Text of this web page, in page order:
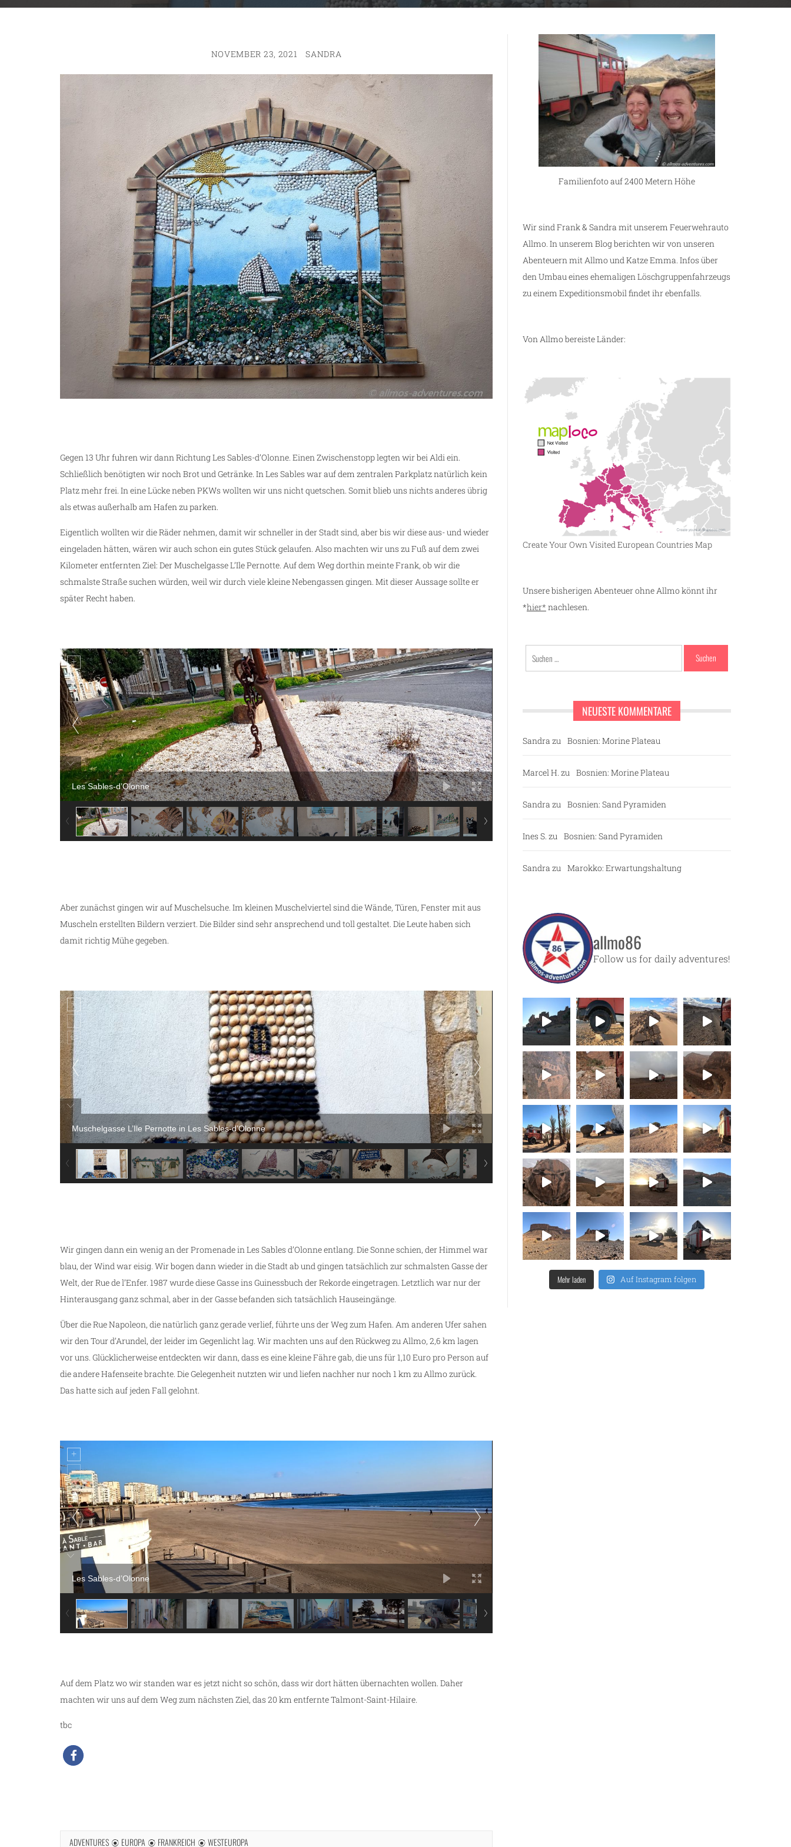
NOVEMBER 23, 2021 SANDRA
Gegen 13 Uhr fuhren wir dann Richtung Les Sables-d’Olonne. Einen Zwischenstopp legten wir bei Aldi ein.
Schließlich benötigten wir noch Brot und Getränke. In Les Sables war auf dem zentralen Parkplatz natürlich kein
Platz mehr frei. In eine Lücke neben PKWs wollten wir uns nicht quetschen. Somit blieb uns nichts anderes übrig
als etwas außerhalb am Hafen zu parken.
Eigentlich wollten wir die Räder nehmen, damit wir schneller in der Stadt sind, aber bis wir diese aus- und wieder
eingeladen hätten, wären wir auch schon ein gutes Stück gelaufen. Also machten wir uns zu Fuß auf dem zwei
Kilometer entfernten Ziel: Der Muschelgasse L’Ile Pernotte. Auf dem Weg dorthin meinte Frank, ob wir die
schmalste Straße suchen würden, weil wir durch viele kleine Nebengassen gingen. Mit dieser Aussage sollte er
später Recht haben.
Les Sables-d’Olonne
Aber zunächst gingen wir auf Muschelsuche. Im kleinen Muschelviertel sind die Wände, Türen, Fenster mit aus
Muscheln erstellten Bildern verziert. Die Bilder sind sehr ansprechend und toll gestaltet. Die Leute haben sich
damit richtig Mühe gegeben.
Muschelgasse L’Ile Pernotte in Les Sables-d’Olonne
Wir gingen dann ein wenig an der Promenade in Les Sables d’Olonne entlang. Die Sonne schien, der Himmel war
blau, der Wind war eisig. Wir bogen dann wieder in die Stadt ab und gingen tatsächlich zur schmalsten Gasse der
Welt, der Rue de l’Enfer. 1987 wurde diese Gasse ins Guinessbuch der Rekorde eingetragen. Letztlich war nur der
Hinterausgang ganz schmal, aber in der Gasse befanden sich tatsächlich Hauseingänge.
Über die Rue Napoleon, die natürlich ganz gerade verlief, führte uns der Weg zum Hafen. Am anderen Ufer sahen
wir den Tour d’Arundel, der leider im Gegenlicht lag. Wir machten uns auf den Rückweg zu Allmo, 2,6 km lagen
vor uns. Glücklicherweise entdeckten wir dann, dass es eine kleine Fähre gab, die uns für 1,10 Euro pro Person auf
die andere Hafenseite brachte. Die Gelegenheit nutzten wir und liefen nachher nur noch 1 km zu Allmo zurück.
Das hatte sich auf jeden Fall gelohnt.
Les Sables-d’Olonne
Auf dem Platz wo wir standen war es jetzt nicht so schön, dass wir dort hätten übernachten wollen. Daher
machten wir uns auf dem Weg zum nächsten Ziel, das 20 km entfernte Talmont-Saint-Hilaire.
tbc
ADVENTURES EUROPA FRANKREICH WESTEUROPA
Familienfoto auf 2400 Metern Höhe
Wir sind Frank & Sandra mit unserem Feuerwehrauto
Allmo. In unserem Blog berichten wir von unseren
Abenteuern mit Allmo und Katze Emma. Infos über
den Umbau eines ehemaligen Löschgruppenfahrzeugs
zu einem Expeditionsmobil findet ihr ebenfalls.
Von Allmo bereiste Länder:
Create Your Own Visited European Countries Map
Unsere bisherigen Abenteuer ohne Allmo könnt ihr
*hier* nachlesen.
Suchen
nach:
NEUESTE KOMMENTARE
Sandra zu Bosnien: Morine Plateau
Marcel H. zu Bosnien: Morine Plateau
Sandra zu Bosnien: Sand Pyramiden
Ines S. zu Bosnien: Sand Pyramiden
Sandra zu Marokko: Erwartungshaltung
allmo86
Follow us for daily adventures!
Mehr laden Auf Instagram folgen